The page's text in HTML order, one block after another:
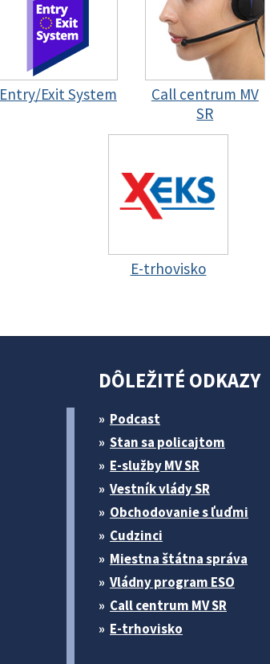
Entry/Exit System
Call centrum MV
SR
E-trhovisko
DÔLEŽITÉ ODKAZY
Podcast
Stan sa policajtom
E-služby MV SR
Vestník vlády SR
Obchodovanie s ľuďmi
Cudzinci
Miestna štátna správa
Vládny program ESO
Call centrum MV SR
E-trhovisko